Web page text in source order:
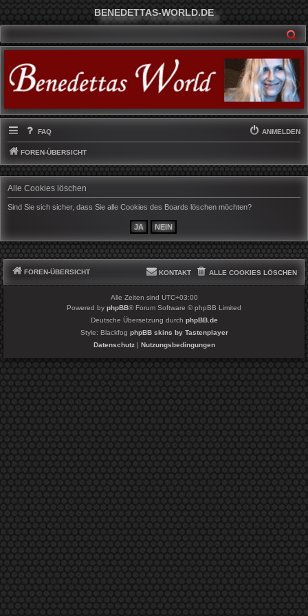
BENEDETTAS-WORLD.DE
FAQ ANMELDEN
FOREN-ÜBERSICHT
Alle Cookies löschen
Sind Sie sich sicher, dass Sie alle Cookies des Boards löschen möchten?
FOREN-ÜBERSICHT ALLE COOKIES LÖSCHEN
KONTAKT
Alle Zeiten sind UTC+03:00
Powered by phpBB® Forum Software © phpBB Limited
Deutsche Übersetzung durch phpBB.de
Style: Blackfog phpBB skins by Tastenplayer
Datenschutz| Nutzungsbedingungen